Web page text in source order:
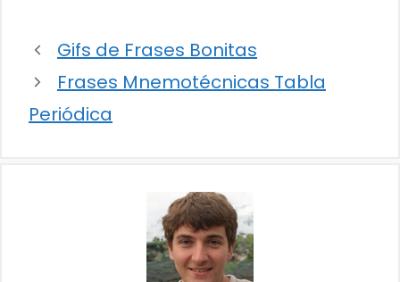
Gifs de Frases Bonitas
Frases Mnemotécnicas Tabla
Periódica